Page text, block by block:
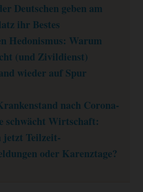
Deutschen geben am
ihr Bestes
Hedonismus: Warum
(und Zivildienst)
wieder auf Spur
nach Corona-
schwächt Wirtschaft:
jetzt Teilzeit-
oder Karenztage?